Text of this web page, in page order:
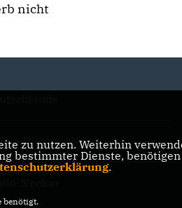
nicht
Württemberg
zu nutzen. Weiterhin
bestimmter Dienste,
.
benötigt.